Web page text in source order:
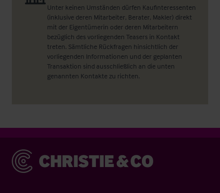
Unter keinen Umständen dürfen Kaufinteressenten
(inklusive deren Mitarbeiter, Berater, Makler) direkt
mit der Eigentümerin oder deren Mitarbeitern
bezüglich des vorliegenden Teasers in Kontakt
treten. Sämtliche Rückfragen hinsichtlich der
vorliegenden Informationen und der geplanten
Transaktion sind ausschließlich an die unten
genannten Kontakte zu richten.
Christie & Co